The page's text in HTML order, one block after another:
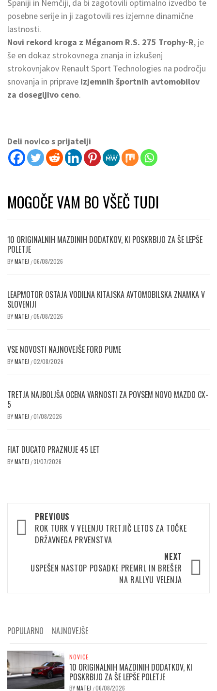
Španiji in Nemčiji, da bi zagotovili optimalno izvedbo te
posebne serije in ji zagotovili res izjemne dinamične
lastnosti.
Novi rekord kroga z Méganom R.S. 275 Trophy-R, je
še en dokaz strokovnega znanja in izkušenj
strokovnjakov Renault Sport Technologies na področju
snovanja in priprave izjemnih športnih avtomobilov
za dosegljivo ceno.
Deli novico s prijatelji
MOGOČE VAM BO VŠEČ TUDI
10 ORIGINALNIH MAZDINIH DODATKOV, KI POSKRBIJO ZA ŠE LEPŠE
POLETJE
BYMATEJ /06/08/2026
LEAPMOTOR OSTAJA VODILNA KITAJSKA AVTOMOBILSKA ZNAMKA V
SLOVENIJI
BYMATEJ /05/08/2026
VSE NOVOSTI NAJNOVEJŠE FORD PUME
BYMATEJ /02/08/2026
TRETJA NAJBOLJŠA OCENA VARNOSTI ZA POVSEM NOVO MAZDO CX-
5
BYMATEJ /01/08/2026
FIAT DUCATO PRAZNUJE 45 LET
BYMATEJ /31/07/2026
Post
navigation
PREVIOUS
ROK TURK V VELENJU TRETJIČ LETOS ZA TOČKE
DRŽAVNEGA PRVENSTVA
NEXT
USPEŠEN NASTOP POSADKE PREMRL IN BREŠER
NA RALLYU VELENJA
POPULARNO NAJNOVEJŠE
NOVICE
10 ORIGINALNIH MAZDINIH DODATKOV, KI
POSKRBIJO ZA ŠE LEPŠE POLETJE
BYMATEJ /06/08/2026